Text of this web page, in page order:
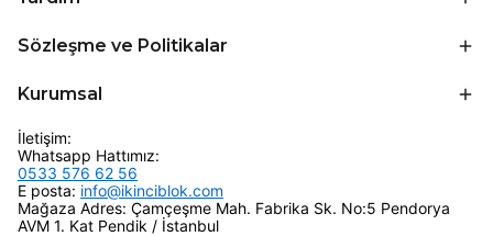
Sözleşme ve Politikalar
Kurumsal
İletişim:
Whatsapp Hattımız:
0533 576 62 56
E posta: info@ikinciblok.com
Mağaza Adres: Çamçeşme Mah. Fabrika Sk. No:5 Pendorya
AVM 1. Kat Pendik / İstanbul